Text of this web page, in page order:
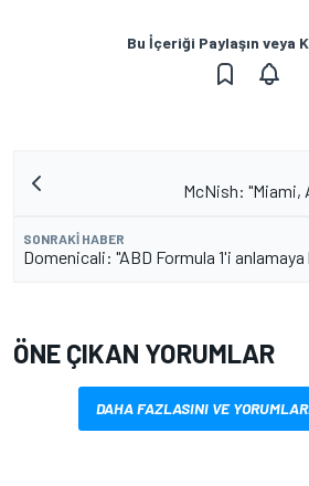
Bu İçeriği Paylaşın veya
McNish: "Miami,
SONRAKI HABER
Domenicali: "ABD Formula 1'i anlamaya
ÖNE ÇIKAN YORUMLAR
DAHA FAZLASINI VE